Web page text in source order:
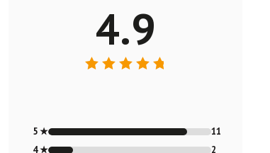
4.9
5 ★
11
4 ★
2